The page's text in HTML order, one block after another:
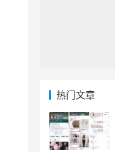
热门文章